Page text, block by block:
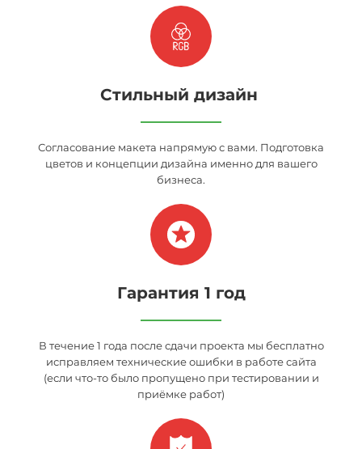
Стильный дизайн
Согласование макета напрямую с вами. Подготовка
цветов и концепции дизайна именно для вашего
бизнеса.
Гарантия 1 год
В течение 1 года после сдачи проекта мы бесплатно
исправляем технические ошибки в работе сайта
(если что-то было пропущено при тестировании и
приёмке работ)